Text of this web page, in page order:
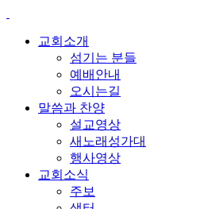
교회소개
섬기는 분들
예배안내
오시는길
말씀과 찬양
설교영상
새노래성가대
행사영상
교회소식
주보